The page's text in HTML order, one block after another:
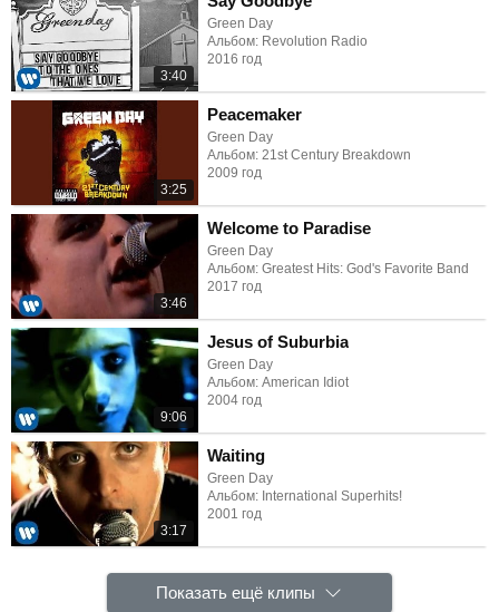
3:40
Green Day
Альбом: Revolution Radio
2016 год
3:25
Peacemaker
Green Day
Альбом: 21st Century Breakdown
2009 год
3:46
Welcome to Paradise
Green Day
Альбом: Greatest Hits: God's Favorite Band
2017 год
9:06
Jesus of Suburbia
Green Day
Альбом: American Idiot
2004 год
3:17
Waiting
Green Day
Альбом: International Superhits!
2001 год
Показать ещё клипы